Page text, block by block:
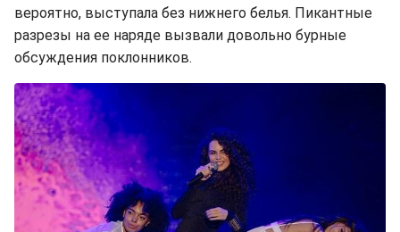
вероятно, выступала без нижнего белья. Пикантные
разрезы на ее наряде вызвали довольно бурные
обсуждения поклонников.